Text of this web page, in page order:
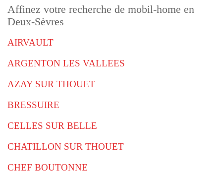
Affinez votre recherche de mobil-home en
Deux-Sèvres
AIRVAULT
ARGENTON LES VALLEES
AZAY SUR THOUET
BRESSUIRE
CELLES SUR BELLE
CHATILLON SUR THOUET
CHEF BOUTONNE